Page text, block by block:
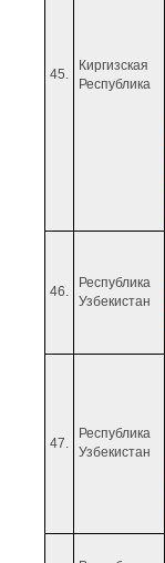
45.
Киргизская
Республика
46.
Республика
Узбекистан
47.
Республика
Узбекистан